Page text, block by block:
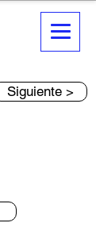
Siguiente >